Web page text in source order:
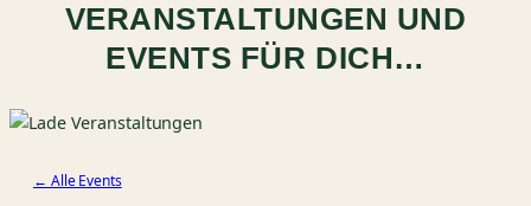
VERANSTALTUNGEN UND
EVENTS FÜR DICH…
← Alle Events